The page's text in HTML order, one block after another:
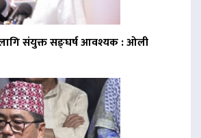
लागि संयुक्त सङ्घर्ष आवश्यक : ओली